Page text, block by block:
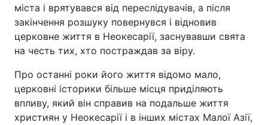
міста і врятувався від переслідувачів, а після
закінчення розшуку повернувся і відновив
церковне життя в Неокесарії, заснувавши свята
на честь тих, хто постраждав за віру.
Про останні роки його життя відомо мало,
церковні історики більше місця приділяють
впливу, який він справив на подальше життя
християн у Неокесарії і в інших містах Малої Азії,